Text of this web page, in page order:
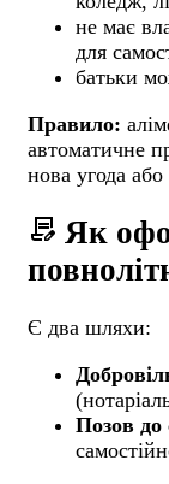
не має
для
батьки
Правило:
автоматичне
нова угода
contract_edit Як
Є два шляхи:
Позов до